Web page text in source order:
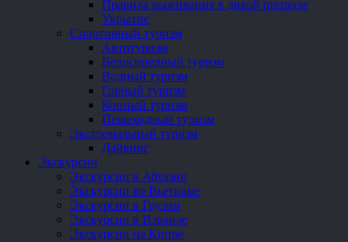
Правила выживания в дикой природе
Укрытие
Спортивный туризм
Автотуризм
Велосипедный туризм
Водный туризм
Горный туризм
Конный туризм
Пешеходный туризм
Экстремальный туризм
Дайвинг
Экскурсии
Экскурсии в Абхазии
Экскурсии во Вьетнаме
Экскурсии в Грузии
Экскурсии в Израиле
Экскурсии на Кипре